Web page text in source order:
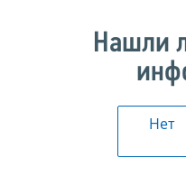
Нашли
Нет